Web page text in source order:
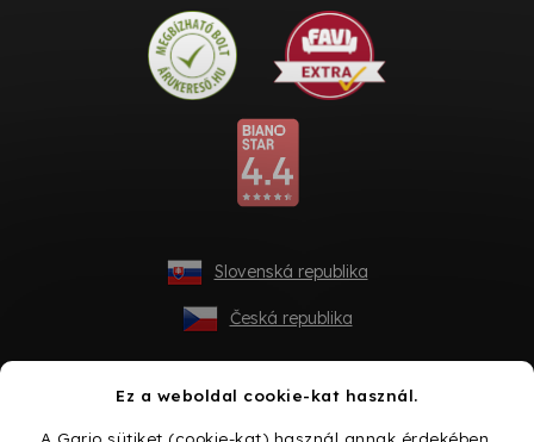
Ez a weboldal cookie-kat használ.
A Gario sütiket (cookie-kat) használ annak érdekében,
Slovenská republika
Česká republika